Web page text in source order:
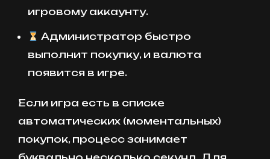
игровому аккаунту.
Администратор быстро
выполнит покупку, и валюта
появится в игре.
Если игра есть в списке
автоматических (моментальных)
покупок, процесс занимает